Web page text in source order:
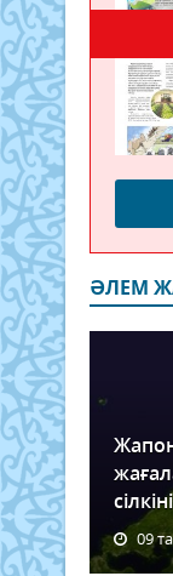
ӘЛЕМ
09